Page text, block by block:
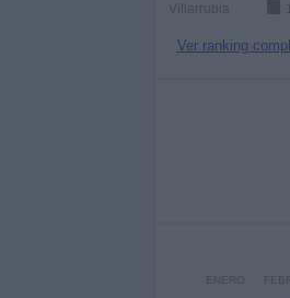
Villarrubia
Ver ranking
ENERO